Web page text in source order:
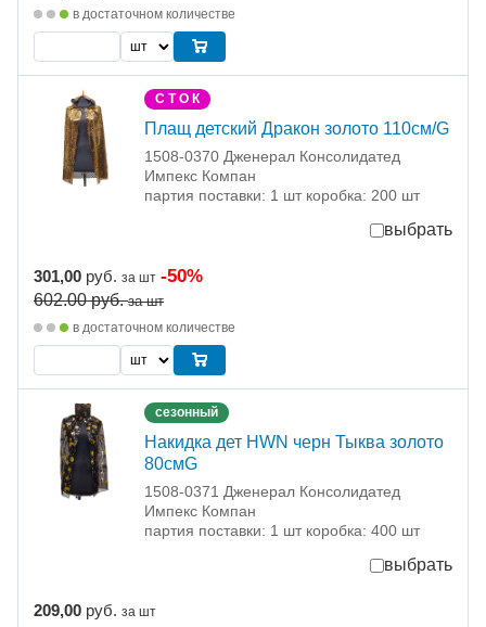
в достаточном количестве
С Т О К
Плащ детский Дракон золото 110см/G
1508-0370 Дженерал Консолидатед
Импекс Компан
партия поставки: 1 шт коробка: 200 шт
выбрать
301,00 руб. за шт -50%
602.00руб. за шт
в достаточном количестве
сезонный
Накидка дет HWN черн Тыква золото
80смG
1508-0371 Дженерал Консолидатед
Импекс Компан
партия поставки: 1 шт коробка: 400 шт
выбрать
209,00 руб. за шт